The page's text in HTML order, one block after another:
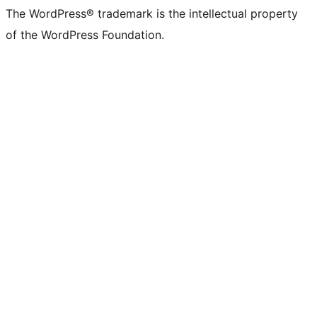
The WordPress® trademark is the intellectual property
of the WordPress Foundation.